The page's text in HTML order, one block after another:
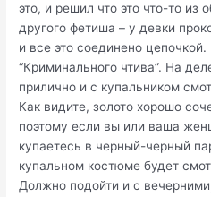
это, и решил что это что-то из
другого фетиша – у девки
и все это соединено
“Криминального чтива”. На
прилично и с купальником
Как видите, золото хорошо
поэтому если вы или ваша
купаетесь в черный-черный
купальном костюме будет
Должно подойти и с